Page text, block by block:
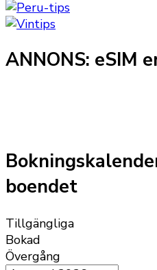
ANNONS: eSIM
boendet
Tillgängliga
Bokad
Övergång